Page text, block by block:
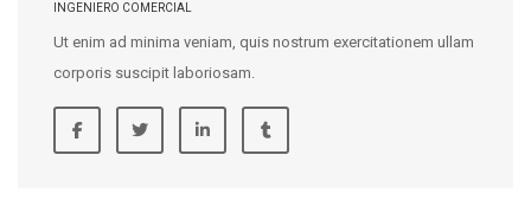
INGENIERO COMERCIAL
Ut enim ad minima veniam, quis nostrum exercitationem ullam
corporis suscipit laboriosam.